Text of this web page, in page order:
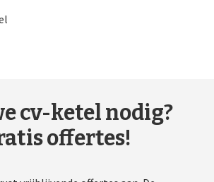
cv-ketel nodig?
offertes!